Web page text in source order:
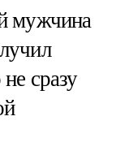
мужчина
сразу